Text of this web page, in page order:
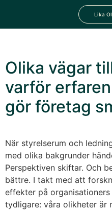
Lika
Olika vägar
varför
gör företag
När styrelserum och
med olika bakgrunder
Perspektiven skiftar. Och
bättre. I takt med att
effekter på
tydligare: våra olikheter är